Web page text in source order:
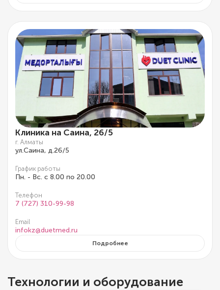
Клиника на Саина, 26/5
г. Алматы
ул.Саина, д.26/5
График работы
Пн. - Вс. с 8.00 по 20.00
Телефон
7 (727) 310-99-98
Email
infokz@duetmed.ru
Подробнее
Технологии и оборудование